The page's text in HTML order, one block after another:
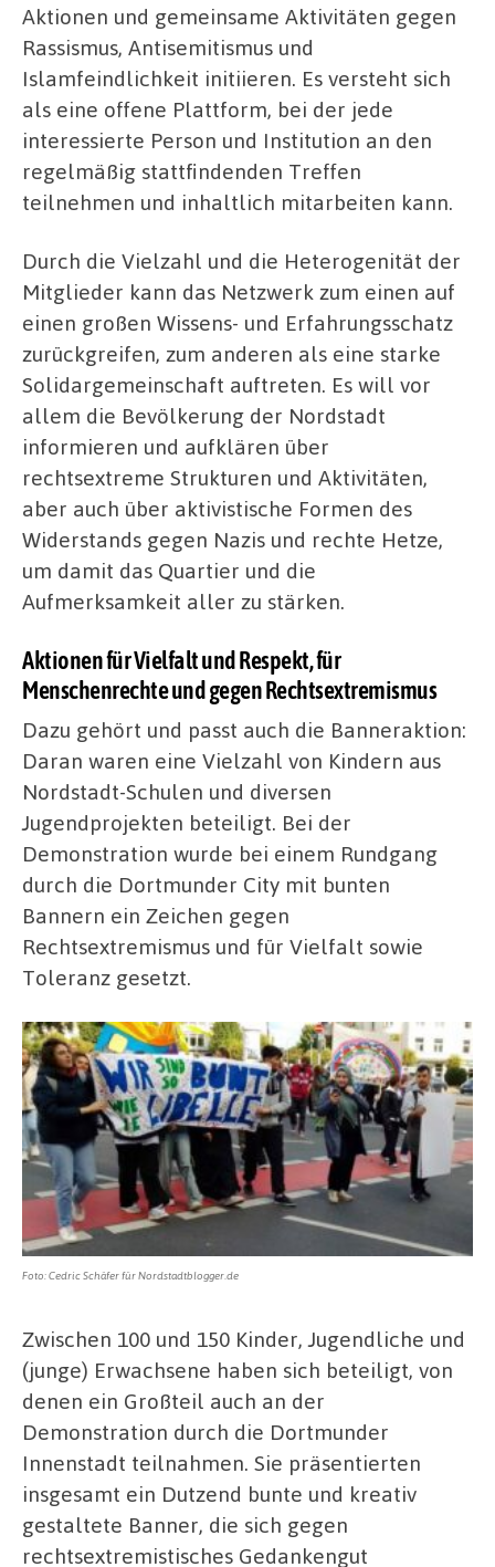
Aktionen und gemeinsame Aktivitäten gegen
Rassismus, Antisemitismus und
Islamfeindlichkeit initiieren. Es versteht sich
als eine offene Plattform, bei der jede
interessierte Person und Institution an den
regelmäßig stattfindenden Treffen
teilnehmen und inhaltlich mitarbeiten kann.
Durch die Vielzahl und die Heterogenität der
Mitglieder kann das Netzwerk zum einen auf
einen großen Wissens- und Erfahrungsschatz
zurückgreifen, zum anderen als eine starke
Solidargemeinschaft auftreten. Es will vor
allem die Bevölkerung der Nordstadt
informieren und aufklären über
rechtsextreme Strukturen und Aktivitäten,
aber auch über aktivistische Formen des
Widerstands gegen Nazis und rechte Hetze,
um damit das Quartier und die
Aufmerksamkeit aller zu stärken.
Aktionen für Vielfalt und Respekt, für
Menschenrechte und gegen Rechtsextremismus
Dazu gehört und passt auch die Banneraktion:
Daran waren eine Vielzahl von Kindern aus
Nordstadt-Schulen und diversen
Jugendprojekten beteiligt. Bei der
Demonstration wurde bei einem Rundgang
durch die Dortmunder City mit bunten
Bannern ein Zeichen gegen
Rechtsextremismus und für Vielfalt sowie
Toleranz gesetzt.
Foto: Cedric Schäfer für Nordstadtblogger.de
Zwischen 100 und 150 Kinder, Jugendliche und
(junge) Erwachsene haben sich beteiligt, von
denen ein Großteil auch an der
Demonstration durch die Dortmunder
Innenstadt teilnahmen. Sie präsentierten
insgesamt ein Dutzend bunte und kreativ
gestaltete Banner, die sich gegen
rechtsextremistisches Gedankengut